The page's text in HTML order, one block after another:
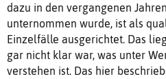
dazu in den vergangenen
unternommen wurde, ist als
Einzelfälle ausgerichtet. Das
gar nicht klar war, was unter
verstehen ist. Das hier